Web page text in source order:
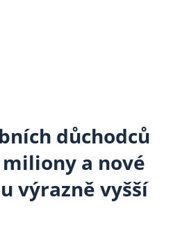
důchodců
a nové
výrazně vyšší